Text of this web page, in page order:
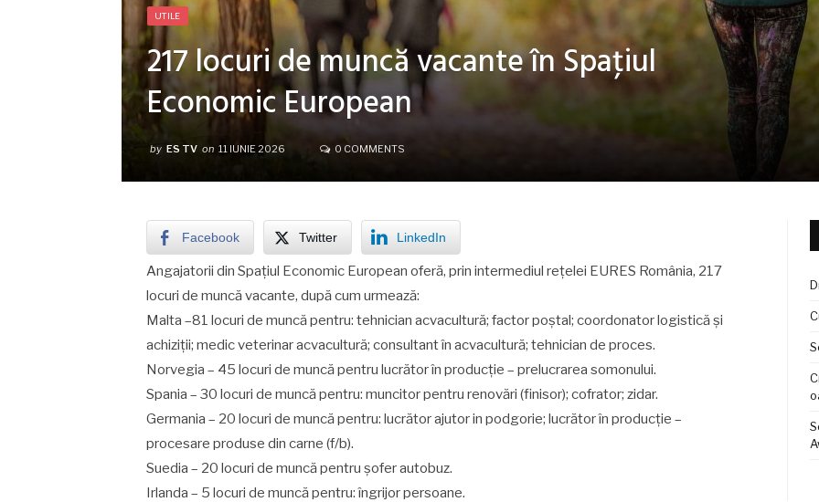
UTILE
217 locuri de muncă vacante în Spaţiul
Economic European
by ES TV on 11 IUNIE 2026 0 COMMENTS
Facebook Twitter LinkedIn
Angajatorii din Spaţiul Economic European oferă, prin intermediul reţelei EURES România, 217
locuri de muncă vacante, după cum urmează:
Malta –81 locuri de muncă pentru: tehnician acvacultură; factor poștal; coordonator logistică și
achiziții; medic veterinar acvacultură; consultant în acvacultură; tehnician de proces.
Norvegia – 45 locuri de muncă pentru lucrător în producție – prelucrarea somonului.
Spania – 30 locuri de muncă pentru: muncitor pentru renovări (finisor); cofrator; zidar.
Germania – 20 locuri de muncă pentru: lucrător ajutor in podgorie; lucrător în producție –
procesare produse din carne (f/b).
Suedia – 20 locuri de muncă pentru șofer autobuz.
Irlanda – 5 locuri de muncă pentru: îngrijor persoane.